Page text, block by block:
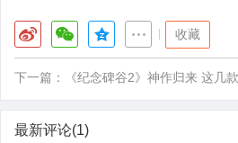
收藏
下一篇： 《纪念碑谷2》神作归来 这几
最新评论(1)